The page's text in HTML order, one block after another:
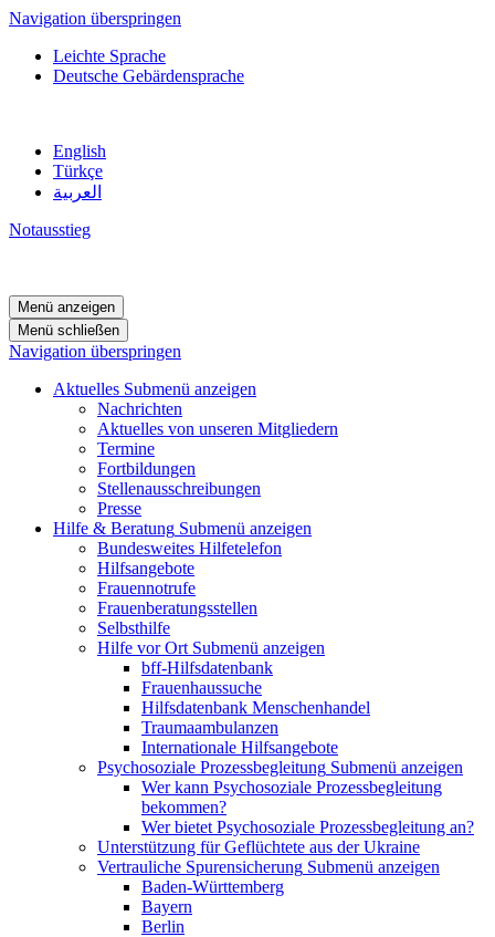
Navigation überspringen
Leichte Sprache
Deutsche Gebärdensprache
English
Türkçe
العربية
Notausstieg
Menü anzeigen
Menü schließen
Navigation überspringen
Aktuelles Submenü anzeigen
Nachrichten
Aktuelles von unseren Mitgliedern
Termine
Fortbildungen
Stellenausschreibungen
Presse
Hilfe & Beratung Submenü anzeigen
Bundesweites Hilfetelefon
Hilfsangebote
Frauennotrufe
Frauenberatungsstellen
Selbsthilfe
Hilfe vor Ort Submenü anzeigen
bff-Hilfsdatenbank
Frauenhaussuche
Hilfsdatenbank Menschenhandel
Traumaambulanzen
Internationale Hilfsangebote
Psychosoziale Prozessbegleitung Submenü anzeigen
Wer kann Psychosoziale Prozessbegleitung
bekommen?
Wer bietet Psychosoziale Prozessbegleitung an?
Unterstützung für Geflüchtete aus der Ukraine
Vertrauliche Spurensicherung Submenü anzeigen
Baden-Württemberg
Bayern
Berlin